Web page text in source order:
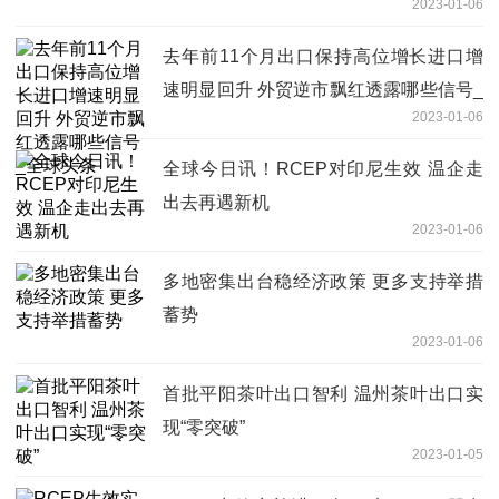
2023-01-06
去年前11个月出口保持高位增长进口增
速明显回升 外贸逆市飘红透露哪些信号_
2023-01-06
全球今日讯！RCEP对印尼生效 温企走
出去再遇新机
2023-01-06
多地密集出台稳经济政策 更多支持举措
蓄势
2023-01-06
首批平阳茶叶出口智利 温州茶叶出口实
现“零突破”
2023-01-05